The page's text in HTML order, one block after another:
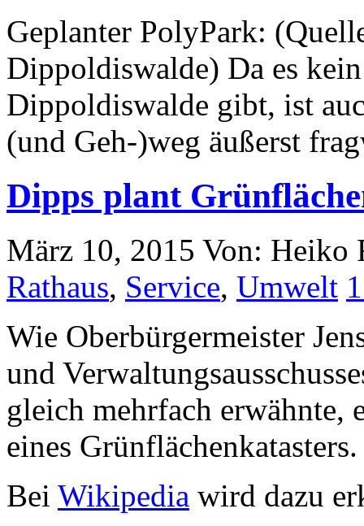
Geplanter PolyPark:
Dippoldiswalde) Da es
Dippoldiswalde gibt, ist
(und Geh-)weg äußerst
Dipps plant
März 10, 2015 Von: Heiko
Rathaus, Service, Umwelt
Wie Oberbürgermeister
und
gleich mehrfach erwähnte,
eines Grünflächenkatasters.
Bei Wikipedia wird dazu